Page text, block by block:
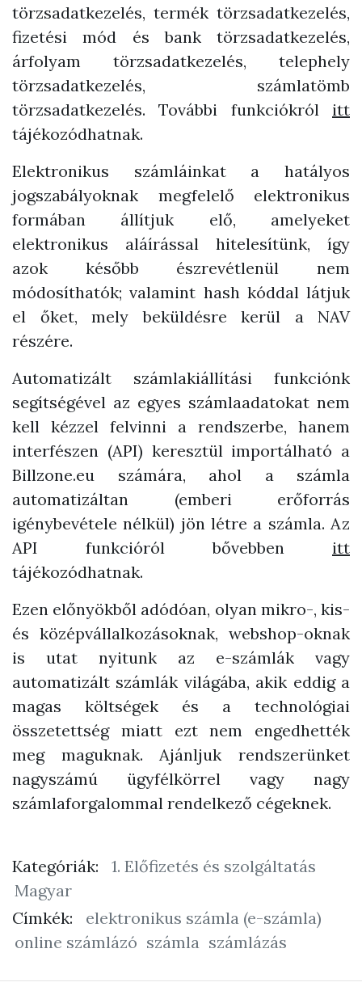
törzsadatkezelés, termék törzsadatkezelés,
fizetési mód és bank törzsadatkezelés,
árfolyam törzsadatkezelés, telephely
törzsadatkezelés, számlatömb
törzsadatkezelés. További funkciókról itt
tájékozódhatnak.
Elektronikus számláinkat a hatályos
jogszabályoknak megfelelő elektronikus
formában állítjuk elő, amelyeket
elektronikus aláírással hitelesítünk, így
azok később észrevétlenül nem
módosíthatók; valamint hash kóddal látjuk
el őket, mely beküldésre kerül a NAV
részére.
Automatizált számlakiállítási funkciónk
segítségével az egyes számlaadatokat nem
kell kézzel felvinni a rendszerbe, hanem
interfészen (API) keresztül importálható a
Billzone.eu számára, ahol a számla
automatizáltan (emberi erőforrás
igénybevétele nélkül) jön létre a számla. Az
API funkcióról bővebben itt
tájékozódhatnak.
Ezen előnyökből adódóan, olyan mikro-, kis-
és középvállalkozásoknak, webshop-oknak
is utat nyitunk az e-számlák vagy
automatizált számlák világába, akik eddig a
magas költségek és a technológiai
összetettség miatt ezt nem engedhették
meg maguknak. Ajánljuk rendszerünket
nagyszámú ügyfélkörrel vagy nagy
számlaforgalommal rendelkező cégeknek.
Kategóriák:
1. Előfizetés és szolgáltatás
Magyar
Címkék:
elektronikus számla (e-számla)
online számlázó számla számlázás